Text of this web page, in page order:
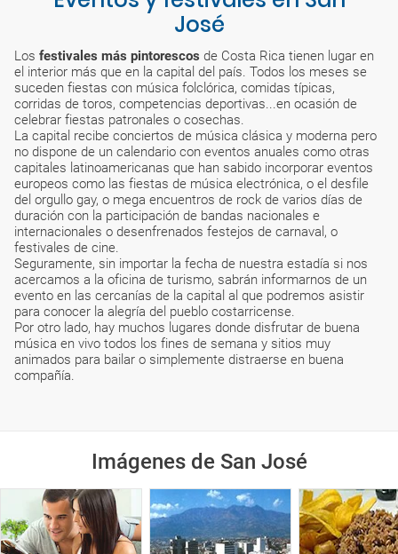
José
Los festivales más pintorescos de Costa Rica tienen lugar en
el interior más que en la capital del país. Todos los meses se
suceden fiestas con música folclórica, comidas típicas,
corridas de toros, competencias deportivas...en ocasión de
celebrar fiestas patronales o cosechas.
La capital recibe conciertos de música clásica y moderna pero
no dispone de un calendario con eventos anuales como otras
capitales latinoamericanas que han sabido incorporar eventos
europeos como las fiestas de música electrónica, o el desfile
del orgullo gay, o mega encuentros de rock de varios días de
duración con la participación de bandas nacionales e
internacionales o desenfrenados festejos de carnaval, o
festivales de cine.
Seguramente, sin importar la fecha de nuestra estadía si nos
acercamos a la oficina de turismo, sabrán informarnos de un
evento en las cercanías de la capital al que podremos asistir
para conocer la alegría del pueblo costarricense.
Por otro lado, hay muchos lugares donde disfrutar de buena
música en vivo todos los fines de semana y sitios muy
animados para bailar o simplemente distraerse en buena
compañía.
Imágenes de San José